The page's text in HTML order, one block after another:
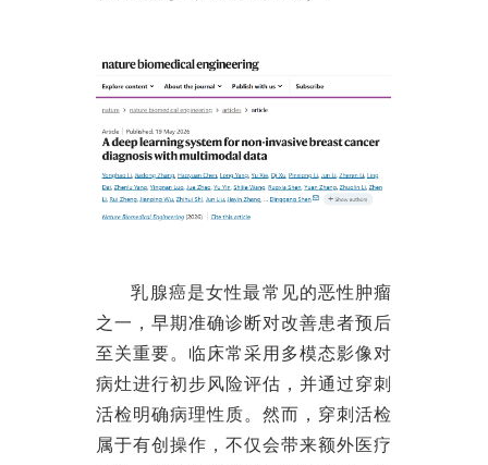
乳腺癌是女性最常见的恶性肿瘤
之一，早期准确诊断对改善患者预后
至关重要。临床常采用多模态影像对
病灶进行初步风险评估，并通过穿刺
活检明确病理性质。然而，穿刺活检
属于有创操作，不仅会带来额外医疗